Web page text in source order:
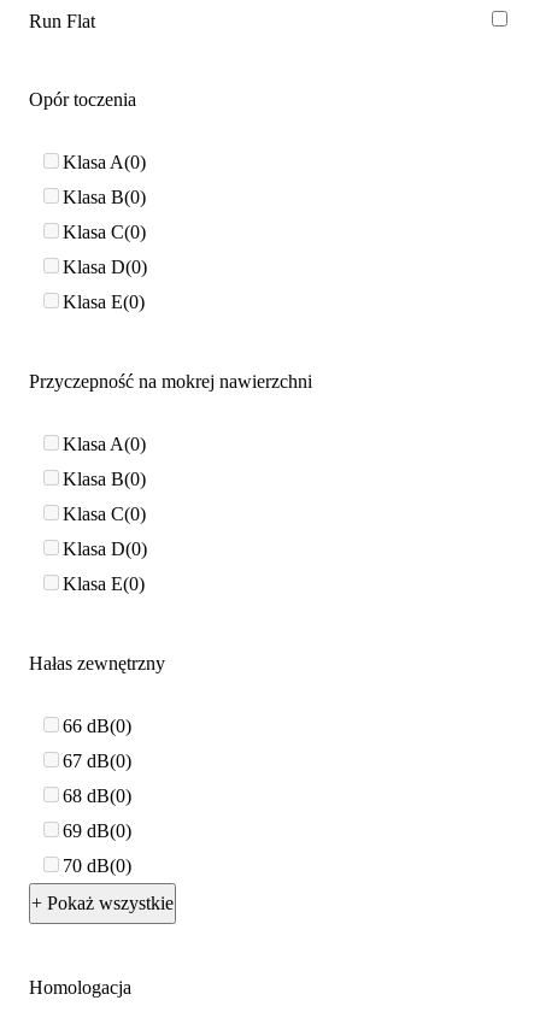
Run Flat
Opór toczenia
Klasa A 0
Klasa B 0
Klasa C 0
Klasa D 0
Klasa E 0
Przyczepność na mokrej nawierzchni
Klasa A 0
Klasa B 0
Klasa C 0
Klasa D 0
Klasa E 0
Hałas zewnętrzny
66 dB 0
67 dB 0
68 dB 0
69 dB 0
70 dB 0
+ Pokaż wszystkie
Homologacja